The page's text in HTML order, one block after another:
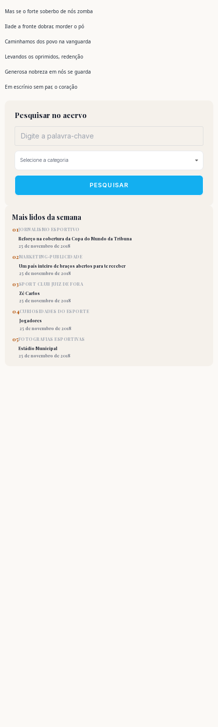
Mas se o forte soberbo de nós zomba
Ilade a fronte dobrar, morder o pó
Caminhamos dos povo na vanguarda
Levandos os oprimidos, redenção
Generosa nobreza em nós se guarda
Em escrínio sem par, o coração
Pesquisar no acervo
PESQUISAR
Mais lidos da semana
01JORNALISMO ESPORTIVO
Reforço na cobertura da Copa do Mundo da Tribuna
25 de novembro de 2018
02MARKETING-PUBLICIDADE
Um país inteiro de braços abertos para te receber
25 de novembro de 2018
03SPORT CLUB JUIZ DE FORA
Zé Carlos
25 de novembro de 2018
04CURIOSIDADES DO ESPORTE
Jogadores
25 de novembro de 2018
05FOTOGRAFIAS ESPORTIVAS
Estádio Municipal
25 de novembro de 2018